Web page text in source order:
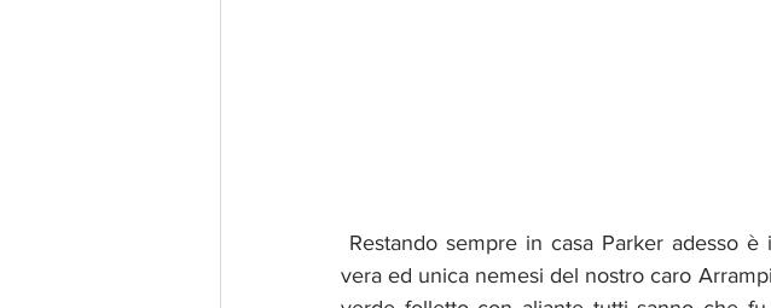
vera ed unica nemesi del nostro caro